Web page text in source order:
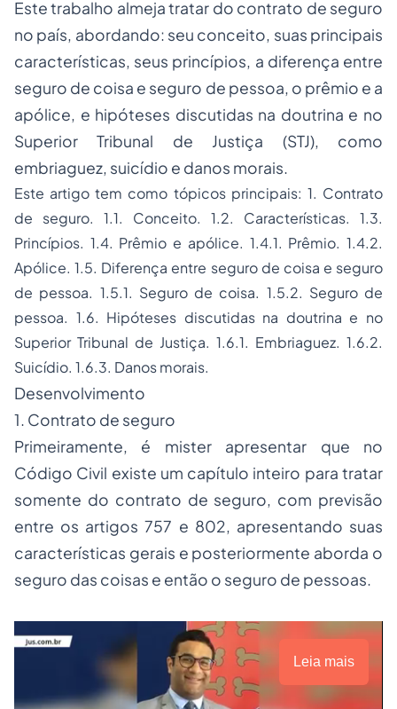
Este trabalho almeja tratar do contrato de seguro
no país, abordando: seu conceito, suas principais
características, seus princípios, a diferença entre
seguro de coisa e seguro de pessoa, o prêmio e a
apólice, e hipóteses discutidas na doutrina e no
Superior Tribunal de Justiça (STJ), como
embriaguez, suicídio e danos morais.
Este artigo tem como tópicos principais: 1. Contrato
de seguro. 1.1. Conceito. 1.2. Características. 1.3.
Princípios. 1.4. Prêmio e apólice. 1.4.1. Prêmio. 1.4.2.
Apólice. 1.5. Diferença entre seguro de coisa e seguro
de pessoa. 1.5.1. Segurode coisa. 1.5.2. Seguro de
pessoa. 1.6. Hipóteses discutidas na doutrina e no
Superior Tribunal de Justiça. 1.6.1. Embriaguez. 1.6.2.
Suicídio. 1.6.3. Danos morais.
Desenvolvimento
1. Contrato de seguro
Primeiramente, é mister apresentar que no
Código Civil existe um capítulo inteiro para tratar
somente do contrato de seguro, com previsão
entre os artigos 757 e 802, apresentando suas
características gerais e posteriormente aborda o
seguro das coisas e então o seguro de pessoas.
Leia mais